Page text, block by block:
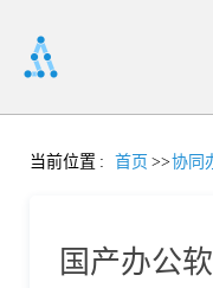
首
当前位置 : 首页 >>协同
国产办公